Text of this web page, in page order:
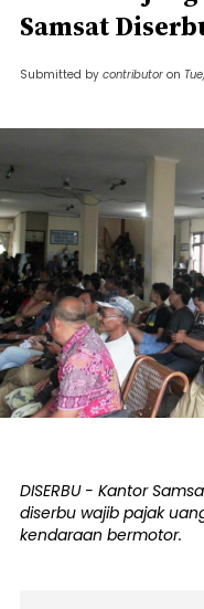
Samsat
Submitted by contributor on
DISERBU - Kantor
diserbu wajib pajak
kendaraan bermotor.